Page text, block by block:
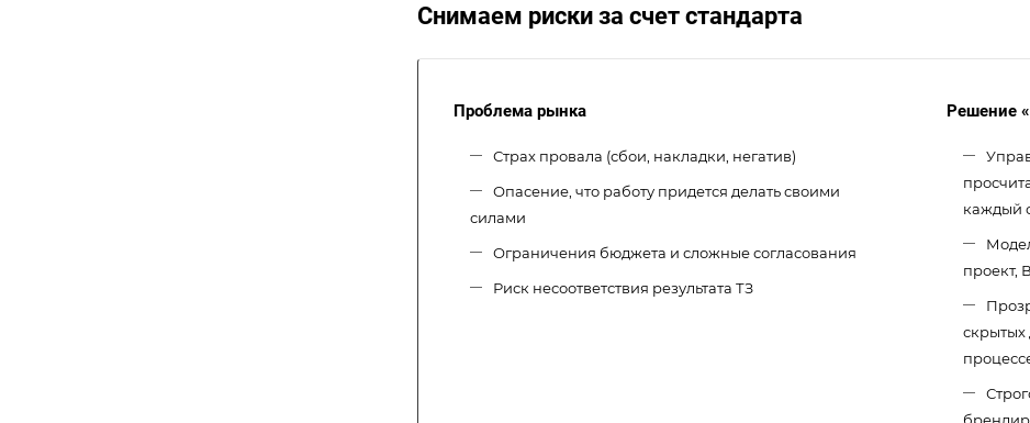
Снимаем риски за счет стандарта
Проблема рынка
Страх провала (сбои, накладки, негатив)
Опасение, что работу придется делать своими
силами
Ограничения бюджета и сложные согласования
Риск несоответствия результата ТЗ
Решение
каждый
проект,